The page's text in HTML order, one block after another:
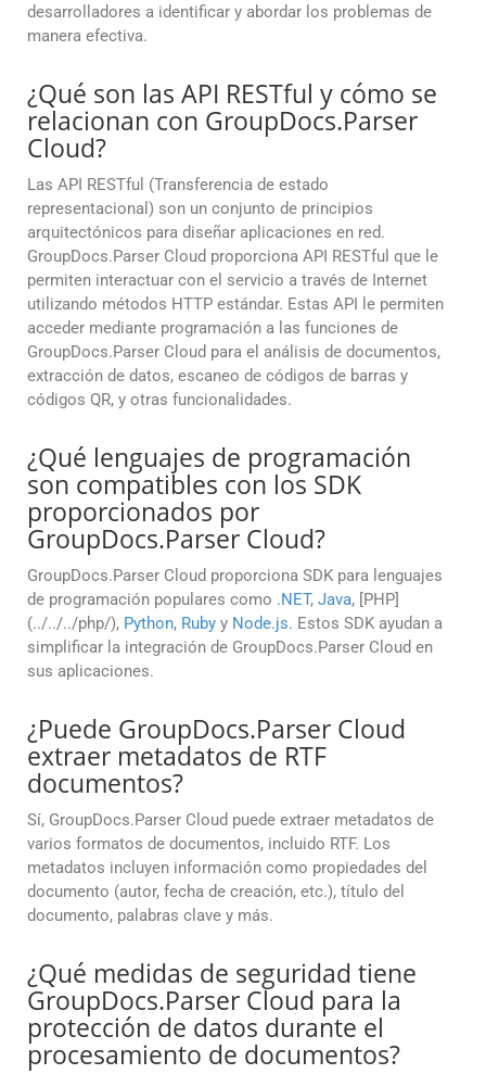
desarrolladores a identificar y abordar los problemas de
manera efectiva.
¿Qué son las API RESTful y cómo se
relacionan con GroupDocs.Parser
Cloud?
Las API RESTful (Transferencia de estado
representacional) son un conjunto de principios
arquitectónicos para diseñar aplicaciones en red.
GroupDocs.Parser Cloud proporciona API RESTful que le
permiten interactuar con el servicio a través de Internet
utilizando métodos HTTP estándar. Estas API le permiten
acceder mediante programación a las funciones de
GroupDocs.Parser Cloud para el análisis de documentos,
extracción de datos, escaneo de códigos de barras y
códigos QR, y otras funcionalidades.
¿Qué lenguajes de programación
son compatibles con los SDK
proporcionados por
GroupDocs.Parser Cloud?
GroupDocs.Parser Cloud proporciona SDK para lenguajes
de programación populares como .NET, Java, [PHP]
(../../../php/), Python, Ruby y Node.js. Estos SDK ayudan a
simplificar la integración de GroupDocs.Parser Cloud en
sus aplicaciones.
¿Puede GroupDocs.Parser Cloud
extraer metadatos de RTF
documentos?
Sí, GroupDocs.Parser Cloud puede extraer metadatos de
varios formatos de documentos, incluido RTF. Los
metadatos incluyen información como propiedades del
documento (autor, fecha de creación, etc.), título del
documento, palabras clave y más.
¿Qué medidas de seguridad tiene
GroupDocs.Parser Cloud para la
protección de datos durante el
procesamiento de documentos?